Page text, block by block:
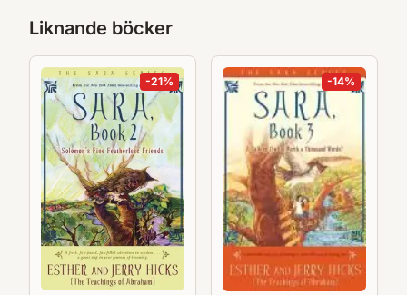
Liknande böcker
-21% -14%